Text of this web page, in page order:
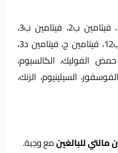
فيتامين أ، بيتا-كاروتين، فيتامين ب1، فيتامين ب2، فيتامين ب3،
فيتامين ب5، فيتامين ب6، فيتامين ب12، فيتامين ج، فيتامين د3،
ك1، بيوتين، حمض الفوليك، الكالسيوم،
السيلينيوم، الزنك،
للبالغينمع وجبة.